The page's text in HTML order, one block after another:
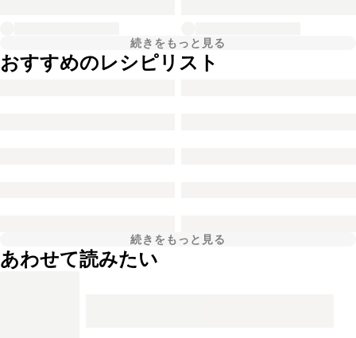
続きをもっと見る
おすすめのレシピリスト
続きをもっと見る
あわせて読みたい